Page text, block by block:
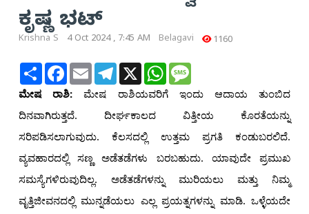
ಕೃಷ್ಣ ಭಟ್
Krishna S 4 Oct 2024 , 7:45 AM Belagavi 1160
ShareFacebook
Email Telegram
X WhatsApp
ಮೇಷ ರಾಶಿ:ಮೇಷ ರಾಶಿಯವರಿಗೆ ಇಂದು ಆದಾಯ ತುಂಬಿದ
ದಿನವಾಗಿರುತ್ತದೆ. ದೀರ್ಘಕಾಲದ ವಿತ್ತೀಯ ಕೊರತೆಯನ್ನು
ಸರಿಪಡಿಸಲಾಗುವುದು. ಕೆಲಸದಲ್ಲಿ ಉತ್ತಮ ಪ್ರಗತಿ ಕಂಡುಬರಲಿದೆ.
ವ್ಯವಹಾರದಲ್ಲಿ ಸಣ್ಣ ಅಡೆತಡೆಗಳು ಬರಬಹುದು. ಯಾವುದೇ ಪ್ರಮುಖ
ಸಮಸ್ಯೆಗಳಿರುವುದಿಲ್ಲ. ಅಡೆತಡೆಗಳನ್ನು ಮುರಿಯಲು ಮತ್ತು ನಿಮ್ಮ
ವೃತ್ತಿಜೀವನದಲ್ಲಿ ಮುನ್ನಡೆಯಲು ಎಲ್ಲ ಪ್ರಯತ್ನಗಳನ್ನು ಮಾಡಿ. ಒಳ್ಳೆಯದೇ